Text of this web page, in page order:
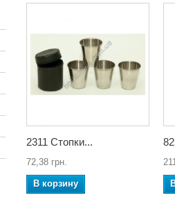
2311 Стопки...
72,38 грн.
В корзину